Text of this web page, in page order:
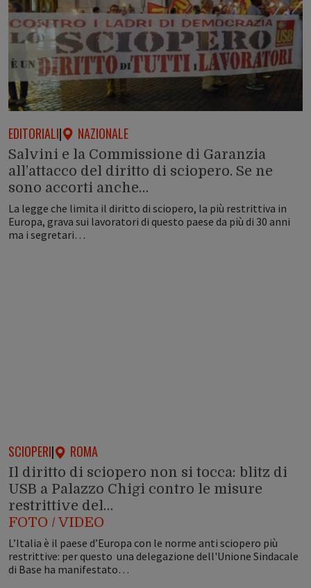
EDITORIALI| NAZIONALE
Salvini e la Commissione di Garanzia
all’attacco del diritto di sciopero. Se ne
sono accorti anche…
La legge che limita il diritto di sciopero, la più restrittiva in
Europa, grava sui lavoratori di questo paese da più di 30 anni
ma i segretari…
SCIOPERI| ROMA
Il diritto di sciopero non si tocca: blitz di
USB a Palazzo Chigi contro le misure
restrittive del…
FOTO / VIDEO
L’Italia è il paese d’Europa con le norme anti sciopero più
restrittive: per questo una delegazione dell'Unione Sindacale
di Base ha manifestato…